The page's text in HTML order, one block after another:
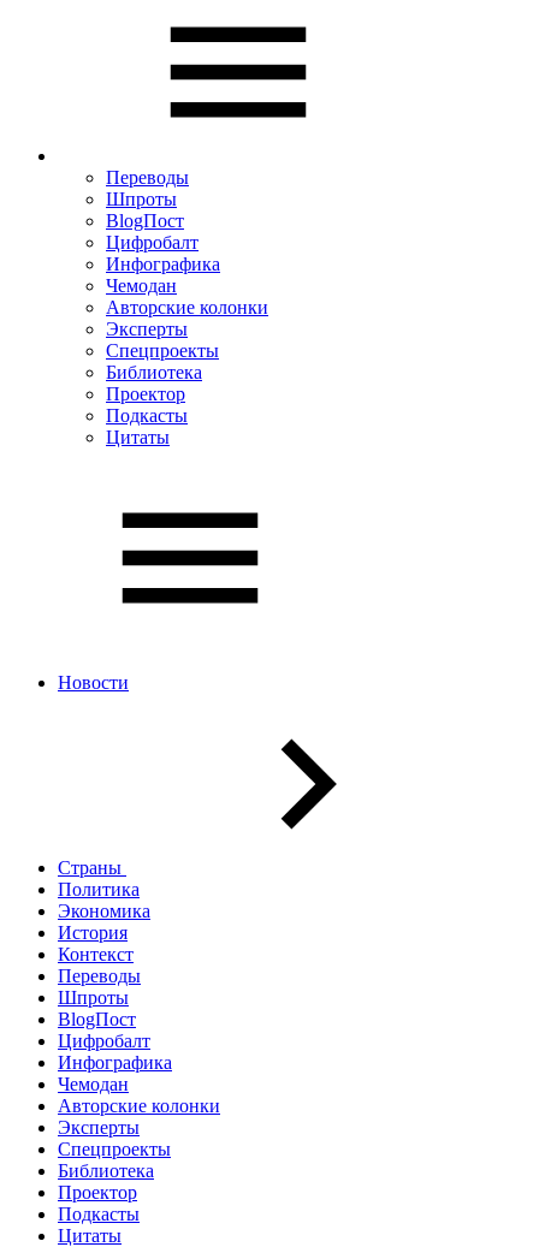
Переводы
Шпроты
BlogПост
Цифробалт
Инфографика
Чемодан
Авторские колонки
Эксперты
Спецпроекты
Библиотека
Проектор
Подкасты
Цитаты
Новости
Страны
Политика
Экономика
История
Контекст
Переводы
Шпроты
BlogПост
Цифробалт
Инфографика
Чемодан
Авторские колонки
Эксперты
Спецпроекты
Библиотека
Проектор
Подкасты
Цитаты